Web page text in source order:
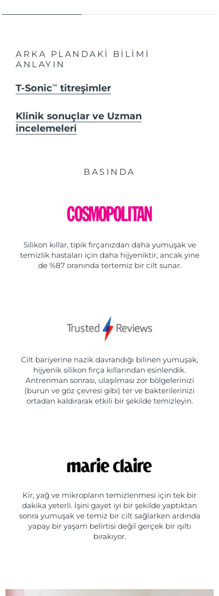
ARKA PLANDAKİ BİLİMİ
ANLAYIN
T-SonicTM titreşimler
Klinik sonuçlar ve Uzman
incelemeleri
BASINDA
Silikon kıllar, tipik fırçanızdan daha yumuşak ve
temizlik hastaları için daha hijyeniktir, ancak yine
de %87 oranında tertemiz bir cilt sunar.
Cilt bariyerine nazik davrandığı bilinen yumuşak,
hijyenik silikon fırça kıllarından esinlendik.
Antrenman sonrası, ulaşılması zor bölgelerinizi
(burun ve göz çevresi gibi) ter ve bakterilerinizi
ortadan kaldırarak etkili bir şekilde temizleyin.
Kir, yağ ve mikropların temizlenmesi için tek bir
dakika yeterli. İşini gayet iyi bir şekilde yaptıktan
sonra yumuşak ve temiz bir cilt sağlarken ardında
yapay bir yaşam belirtisi değil gerçek bir ışıltı
bırakıyor.